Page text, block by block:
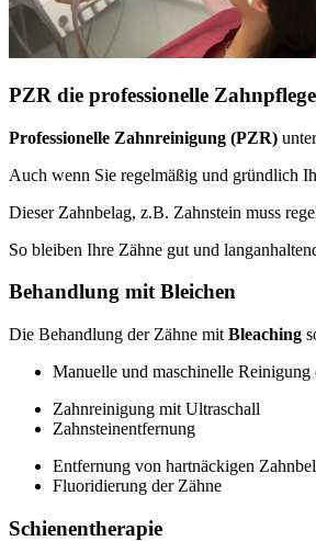
PZR die professionelle Zahnpflege
Professionelle Zahnreinigung (PZR)
Auch wenn Sie regelmäßig und gründlich
Dieser Zahnbelag, z.B. Zahnstein muss
So bleiben Ihre Zähne gut und
Behandlung mit Bleichen
Die Behandlung der Zähne mit Bleaching
Manuelle und maschinelle
Zahnreinigung mit Ultraschall
Zahnsteinentfernung
Entfernung von hartnäckigen
Fluoridierung der Zähne
Schienentherapie